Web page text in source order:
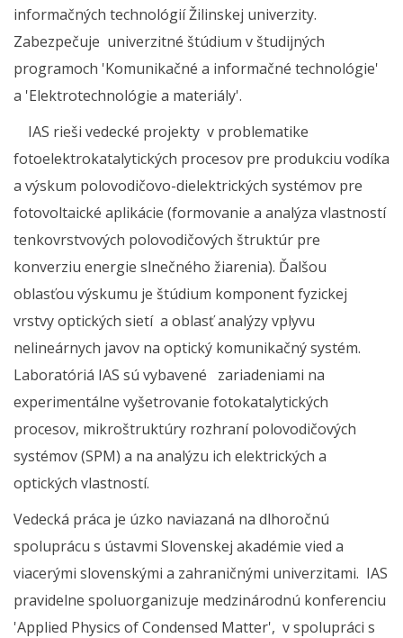
informačných technológií Žilinskej univerzity.
Zabezpečuje univerzitné štúdium v študijných
programoch 'Komunikačné a informačné technológie'
a 'Elektrotechnológie a materiály'.
IAS rieši vedecké projekty v problematike
fotoelektrokatalytických procesov pre produkciu vodíka
a výskum polovodičovo-dielektrických systémov pre
fotovoltaické aplikácie (formovanie a analýza vlastností
tenkovrstvových polovodičových štruktúr pre
konverziu energie slnečného žiarenia). Ďalšou
oblasťou výskumu je štúdium komponent fyzickej
vrstvy optických sietí a oblasť analýzy vplyvu
nelineárnych javov na optický komunikačný systém.
Laboratóriá IAS sú vybavené zariadeniami na
experimentálne vyšetrovanie fotokatalytických
procesov, mikroštruktúry rozhraní polovodičových
systémov (SPM) a na analýzu ich elektrických a
optických vlastností.
Vedecká práca je úzko naviazaná na dlhoročnú
spoluprácu s ústavmi Slovenskej akadémie vied a
viacerými slovenskými a zahraničnými univerzitami. IAS
pravidelne spoluorganizuje medzinárodnú konferenciu
'Applied Physics of Condensed Matter', v spolupráci s